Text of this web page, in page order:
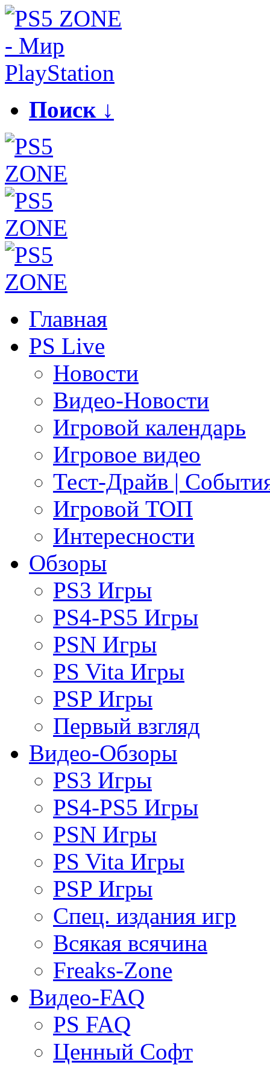
Поиск ↓
Главная
PS Live
Новости
Видео-Новости
Игровой календарь
Игровое видео
Тест-Драйв |
Игровой ТОП
Интересности
Обзоры
PS3 Игры
PS4-PS5 Игры
PSN Игры
PS Vita Игры
PSP Игры
Первый взгляд
Видео-Обзоры
PS3 Игры
PS4-PS5 Игры
PSN Игры
PS Vita Игры
PSP Игры
Спец. издания игр
Всякая всячина
Freaks-Zone
Видео-FAQ
PS FAQ
Ценный Софт